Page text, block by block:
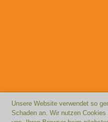
Unsere Website verwendet so
Schaden an. Wir nutzen